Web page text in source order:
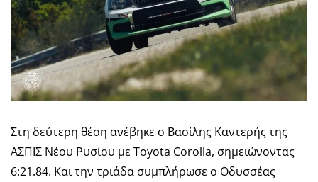
Στη δεύτερη θέση ανέβηκε ο Βασίλης Καντερής της
ΑΣΠΙΣ Νέου Ρυσίου με Toyota Corolla, σημειώνοντας
6:21.84. Και την τριάδα συμπλήρωσε ο Οδυσσέας